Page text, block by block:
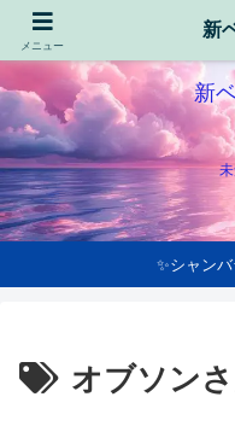
新
✨シャン
オブソン
メニュー
新